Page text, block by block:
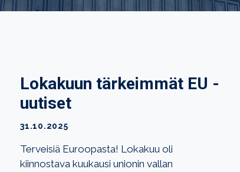
Lokakuun tärkeimmät EU -
uutiset
31.10.2025
Terveisiä Euroopasta! Lokakuu oli
kiinnostava kuukausi unionin vallan